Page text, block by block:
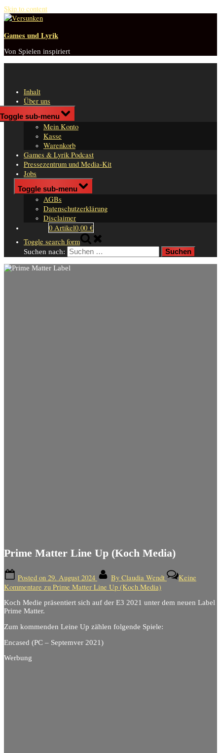
Skip to content
Games und Lyrik
Von Spielen inspiriert
Inhalt
Über uns
Shop
Toggle sub-menu
Mein Konto
Kasse
Warenkorb
Games & Lyrik Podcast
Pressezentrum und Media-Kit
Jobs
Impressum
Toggle sub-menu
AGBs
Datenschutzerklärung
Disclaimer
0 Artikel0,00 €
Toggle search form
Suchen nach:
Prime Matter Line Up (Koch Media)
Posted on 29. August 2024 By Claudia Wendt
Keine
Kommentare zu Prime Matter Line Up (Koch Media)
Koch Medie präsentiert sich auf der E3 2021 unter dem neuen Label
Prime Matter.
Zum kommenden Leine Up zählen folgende Spiele:
Encased (PC – Septemver 2021)
Werbung